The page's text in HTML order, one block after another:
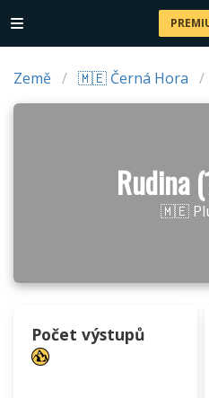
Země 🇲🇪 Černá Hora
Rudina
🇲🇪
Počet výstupů